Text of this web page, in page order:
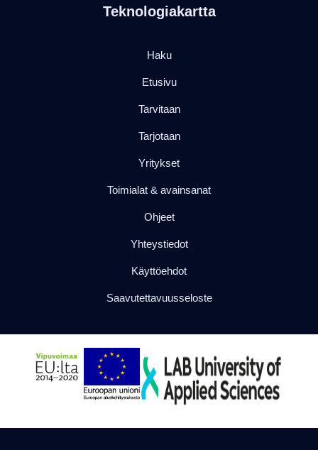
Teknologiakartta
Haku
Etusivu
Tarvitaan
Tarjotaan
Yritykset
Toimialat & avainsanat
Ohjeet
Yhteystiedot
Käyttöehdot
Saavutettavuusseloste